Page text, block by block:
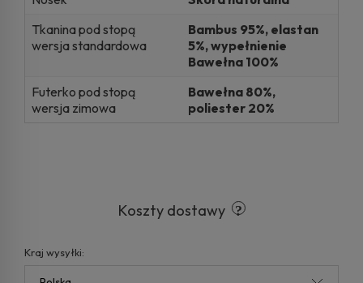
Tkanina pod stopą
wersja standardowa
Bambus 95%, elastan
5%, wypełnienie
Bawełna 100%
Futerko pod stopą
wersja zimowa
Bawełna 80%,
poliester 20%
Koszty dostawy
Kraj wysyłki: